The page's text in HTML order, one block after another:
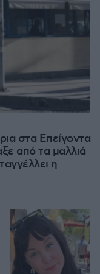
στα Επείγοντα
από τα μαλλιά
η